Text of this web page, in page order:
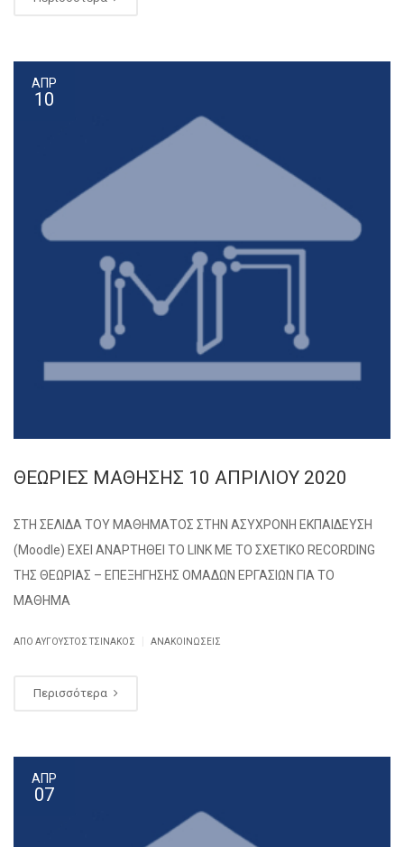
ΑΠΡ
10
ΘΕΩΡΙΕΣ ΜΑΘΗΣΗΣ 10 ΑΠΡΙΛΙΟΥ 2020
ΣΤΗ ΣΕΛΙΔΑ ΤΟΥ ΜΑΘΗΜΑΤΟΣ ΣΤΗΝ ΑΣΥΧΡΟΝΗ ΕΚΠΑΙΔΕΥΣΗ
(Moodle) ΕΧΕΙ ΑΝΑΡΤΗΘΕΙ ΤΟ LINK ΜΕ ΤΟ ΣΧΕΤΙΚΟ RECORDING
ΤΗΣ ΘΕΩΡΙΑΣ – ΕΠΕΞΗΓΗΣΗΣ ΟΜΑΔΩΝ ΕΡΓΑΣΙΩΝ ΓΙΑ ΤΟ
ΜΑΘΗΜΑ
ΑΠΌ ΑΎΓΟΥΣΤΟΣ ΤΣΙΝΆΚΟΣ ΑΝΑΚΟΙΝΏΣΕΙΣ
Περισσότερα
ΑΠΡ
07